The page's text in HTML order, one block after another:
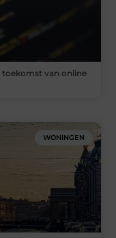
toekomst van online
WONINGEN